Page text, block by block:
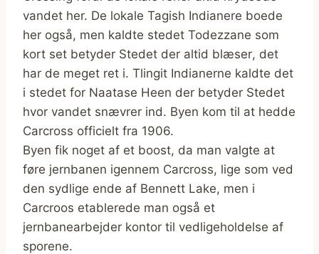
vandet her. De lokale Tagish Indianere boede
her også, men kaldte stedet Todezzane som
kort set betyder Stedet der altid blæser, det
har de meget ret i. Tlingit Indianerne kaldte det
i stedet for Naatase Heen der betyder Stedet
hvor vandet snævrer ind. Byen kom til at hedde
Carcross officielt fra 1906.
Byen fik noget af et boost, da man valgte at
føre jernbanen igennem Carcross, lige som ved
den sydlige ende af Bennett Lake, men i
Carcroos etablerede man også et
jernbanearbejder kontor til vedligeholdelse af
sporene.